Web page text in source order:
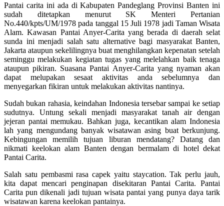
Pantai carita ini ada di Kabupaten Pandeglang Provinsi Banten ini
sudah ditetapkan menurut SK Menteri Pertanian
No.440/kpts/UM/1978 pada tanggal 15 Juli 1978 jadi Taman Wisata
Alam. Kawasan Pantai Anyer-Carita yang berada di daerah selat
sunda ini menjadi salah satu alternative bagi masyarakat Banten,
Jakarta ataupun sekelilingnya buat menghilangkan kepenatan setelah
seminggu melakukan kegiatan tugas yang melelahkan baik tenaga
ataupun pikiran. Suasana Pantai Anyer-Carita yang nyaman akan
dapat melupakan sesaat aktivitas anda sebelumnya dan
menyegarkan fikiran untuk melakukan aktivitas nantinya.
Sudah bukan rahasia, keindahan Indonesia tersebar sampai ke setiap
sudutnya. Untung sekali menjadi masyarakat tanah air dengan
jejeran pantai memukau. Bahkan juga, kecantikan alam Indonesia
lah yang mengundang banyak wisatawan asing buat berkunjung.
Kebingungan memilih tujuan liburan mendatang? Datang dan
nikmati keelokan alam Banten dengan bermalam di hotel dekat
Pantai Carita.
Salah satu pembasmi rasa capek yaitu staycation. Tak perlu jauh,
kita dapat mencari penginapan disekitaran Pantai Carita. Pantai
Carita pun dikenali jadi tujuan wisata pantai yang punya daya tarik
wisatawan karena keelokan pantainya.